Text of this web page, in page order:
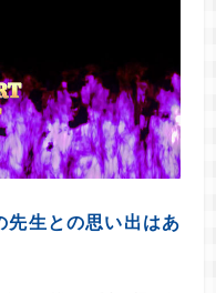
先生との思い出はあ